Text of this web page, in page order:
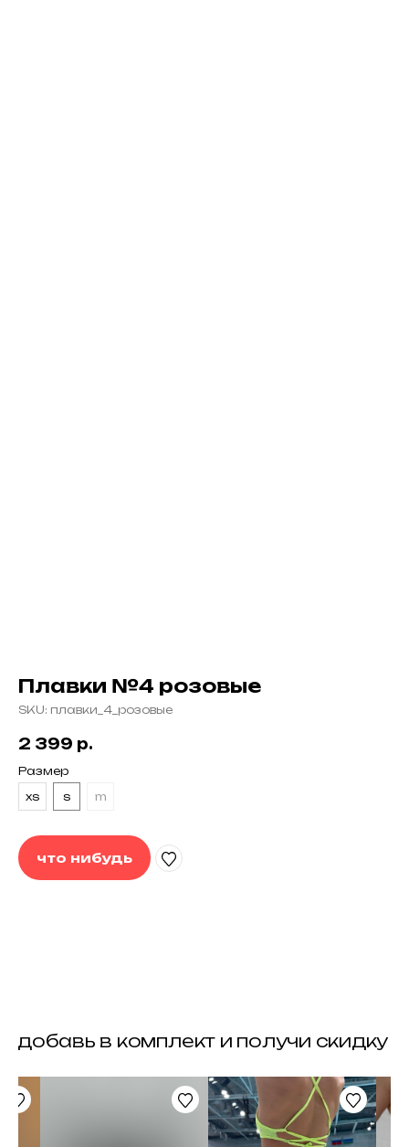
Плавки №4 розовые
SKU: плавки_4_розовые
2 399 р.
Размер
xs
s m
что нибудь
контакты
whatsapp
задать вопрос следить за нами
telegram channel
instagram